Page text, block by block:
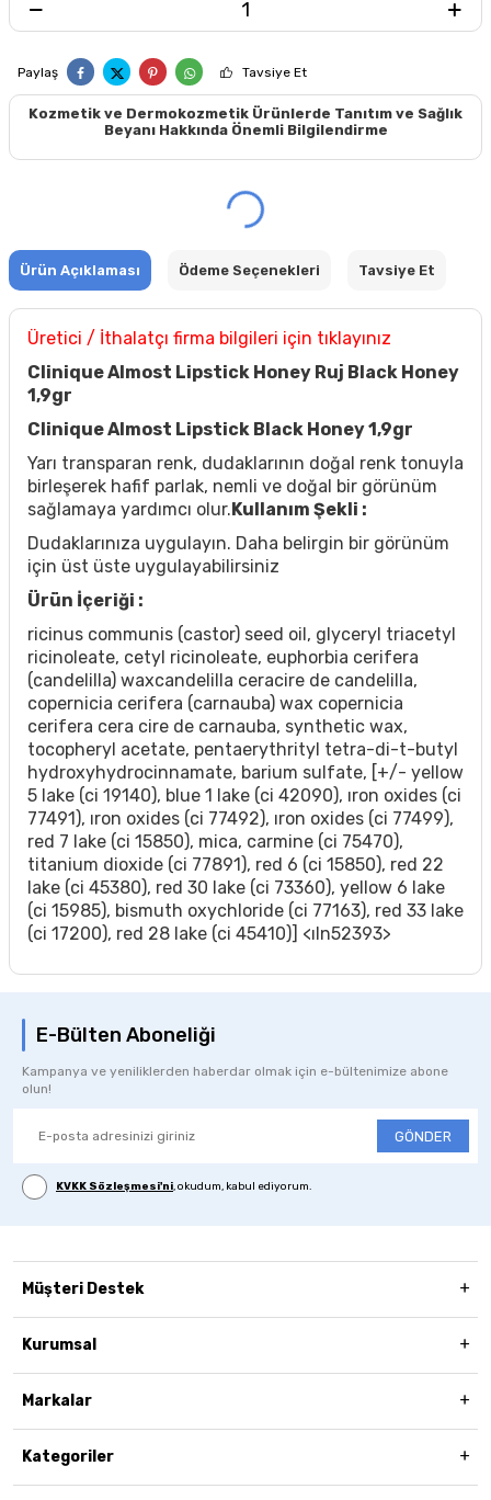
Paylaş Tavsiye Et
Kozmetik ve Dermokozmetik Ürünlerde Tanıtım ve Sağlık
Beyanı Hakkında Önemli Bilgilendirme
Ürün Açıklaması Ödeme Seçenekleri Tavsiye Et
Üretici / İthalatçı firma bilgileri için tıklayınız
Clinique Almost Lipstick Honey Ruj Black Honey
1,9gr
Clinique Almost Lipstick Black Honey 1,9gr
Yarı transparan renk, dudaklarının doğal renk tonuyla
birleşerek hafif parlak, nemli ve doğal bir görünüm
sağlamaya yardımcı olur.Kullanım Şekli :
Dudaklarınıza uygulayın. Daha belirgin bir görünüm
için üst üste uygulayabilirsiniz
Ürün İçeriği :
ricinus communis (castor) seed oil, glyceryl triacetyl
ricinoleate, cetyl ricinoleate, euphorbia cerifera
(candelilla) waxcandelilla ceracire de candelilla,
copernicia cerifera (carnauba) wax copernicia
cerifera cera cire de carnauba, synthetic wax,
tocopheryl acetate, pentaerythrityl tetra-di-t-butyl
hydroxyhydrocinnamate, barium sulfate, [+/- yellow
5 lake (ci 19140), blue 1 lake (ci 42090), ıron oxides (ci
77491), ıron oxides (ci 77492), ıron oxides (ci 77499),
red 7 lake (ci 15850), mica, carmine (ci 75470),
titanium dioxide (ci 77891), red 6 (ci 15850), red 22
lake (ci 45380), red 30 lake (ci 73360), yellow 6 lake
(ci 15985), bismuth oxychloride (ci 77163), red 33 lake
(ci 17200), red 28 lake (ci 45410)] <ıln52393>
E-Bülten Aboneliği
Kampanya ve yeniliklerden haberdar olmak için e-bültenimize abone
olun!
GÖNDER
KVKK Sözleşmesi'ni, okudum, kabul ediyorum.
Müşteri Destek
Kurumsal
Markalar
Kategoriler